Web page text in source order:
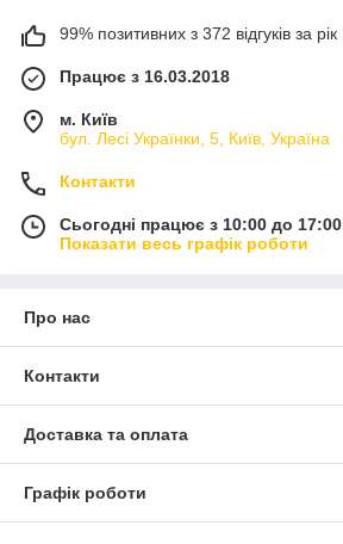
99% позитивних з 372 відгуків за рік
Працює з 16.03.2018
м. Київ
бул. Лесі Українки, 5, Київ, Україна
Контакти
Сьогодні працює з 10:00 до 17:00
Показати весь графік роботи
Про нас
Контакти
Доставка та оплата
Графік роботи